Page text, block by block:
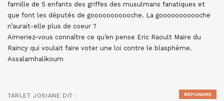
famille de 5 enfants des griffes des musulmans fanatiques et
que font les députés de gooooooooooche. La gooooooooooche
n’aurait-elle plus de coeur ?
Aimeriez-vous connaître ce qu’en pense Eric Raoult Maire du
Raincy qui voulait faire voter une loi contre le blasphème.
Assalamhalikoum
TARLET JOSIANE DIT :
RÉPONDRE